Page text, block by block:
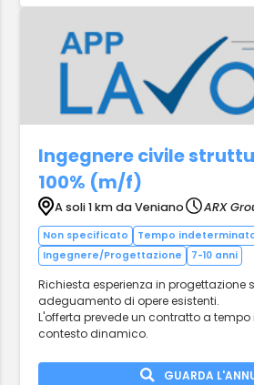
Ingegnere civile
100% (m/f)
A soli 1 km da Veniano ARX
Non specificato Tempo
Ingegnere/Progettazione
7-10 anni
Richiesta esperienza in progettazione
adeguamento di opere esistenti.
L'offerta prevede un contratto a
contesto dinamico.
GUARDA